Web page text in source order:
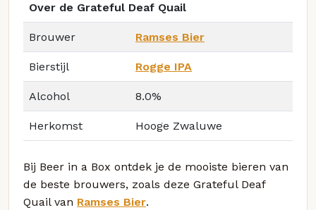
Over de Grateful Deaf Quail
Brouwer Ramses Bier
Bierstijl Rogge IPA
Alcohol 8.0%
Herkomst Hooge Zwaluwe
Bij Beer in a Box ontdek je de mooiste bieren van
de beste brouwers, zoals deze Grateful Deaf
Quail van Ramses Bier.